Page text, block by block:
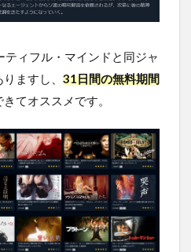
ィフル・マインドと同ジャ
ますし、 31日間の無料期間
てオススメです。